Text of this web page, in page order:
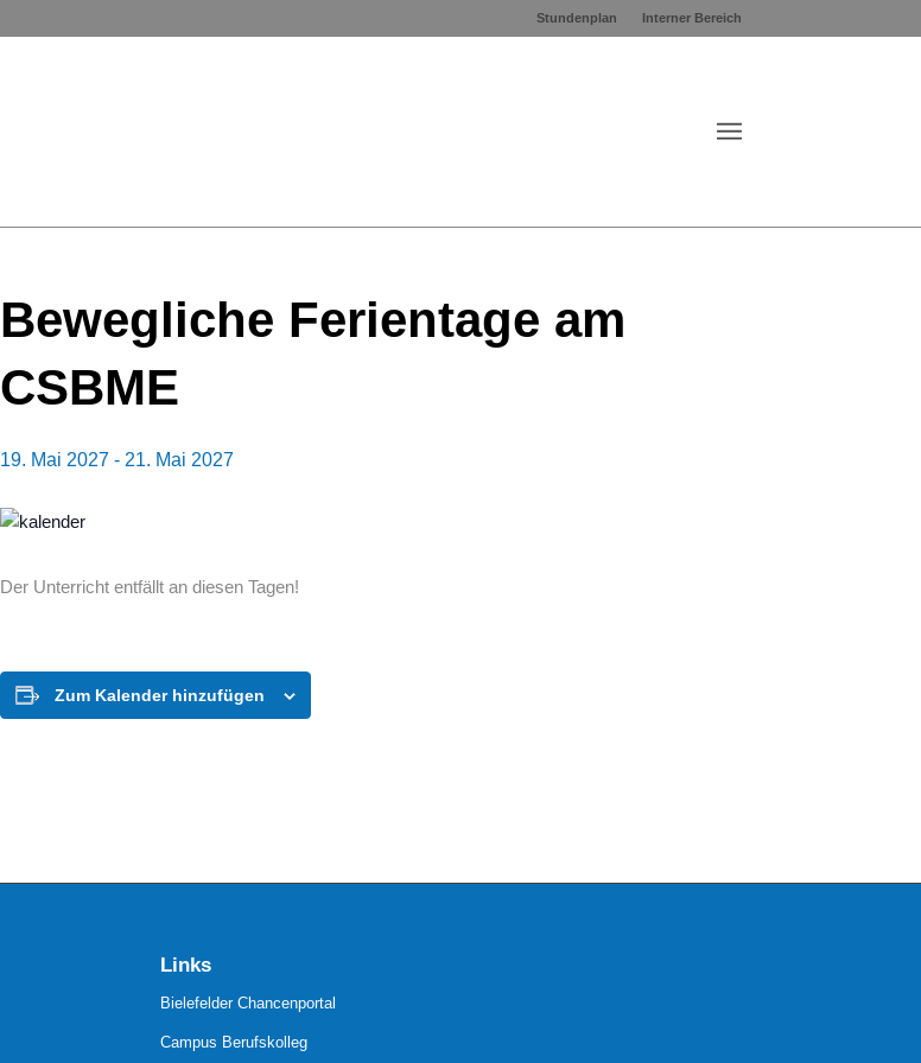
Stundenplan Interner Bereich
Bewegliche Ferientage am
CSBME
19. Mai 2027- 21. Mai 2027
Der Unterricht entfällt an diesen Tagen!
Zum Kalender hinzufügen
Links
Bielefelder Chancenportal
Campus Berufskolleg